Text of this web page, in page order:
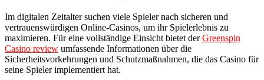
Im digitalen Zeitalter suchen viele Spieler nach sicheren und
vertrauenswürdigen Online-Casinos, um ihr Spielerlebnis zu
maximieren. Für eine vollständige Einsicht bietet derGreenspin
Casino review umfassende Informationen über die
Sicherheitsvorkehrungen und Schutzmaßnahmen, die das Casino für
seine Spieler implementiert hat.